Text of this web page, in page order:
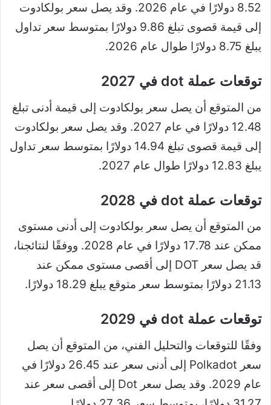
8.52 دولارًا في عام 2026. وقد يصل سعر بولكادوت
إلى قيمة قصوى تبلغ 9.86 دولارًا بمتوسط ​​سعر تداول
يبلغ 8.75 دولارًا طوال عام 2026.
توقعات عملة dot في 2027
من المتوقع أن يصل سعر بولكادوت إلى قيمة أدنى تبلغ
12.48 دولارًا في عام 2027. وقد يصل سعر بولكادوت
إلى قيمة قصوى تبلغ 14.94 دولارًا بمتوسط ​​سعر تداول
يبلغ 12.83 دولارًا طوال عام 2027.
توقعات عملة dot في 2028
من المتوقع أن يصل سعر بولكادوت إلى أدنى مستوى
ممكن عند 17.78 دولارًا في عام 2028. ووفقًا لنتائجنا،
قد يصل سعر DOT إلى أقصى مستوى ممكن عند
21.13 دولارًا بمتوسط ​​سعر متوقع يبلغ 18.29 دولارًا.
توقعات عملة dot في 2029
وفقًا للتوقعات والتحليل الفني، من المتوقع أن يصل
سعر Polkadot إلى أدنى سعر عند 26.45 دولارًا في
عام 2029. وقد يصل سعر Dot إلى أقصى سعر عند